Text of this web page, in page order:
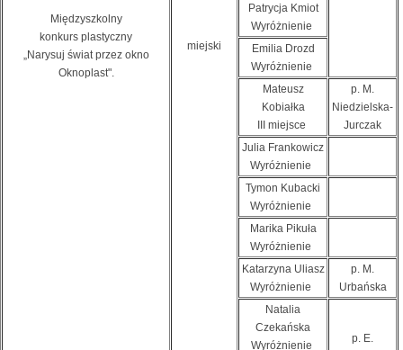
Międzyszkolny
konkurs plastyczny
„Narysuj świat przez okno
Oknoplast".
miejski
Patrycja Kmiot
Wyróżnienie
Emilia Drozd
Wyróżnienie
Mateusz
Kobiałka
III miejsce
p. M.
Niedzielska-
Jurczak
Julia Frankowicz
Wyróżnienie
Tymon Kubacki
Wyróżnienie
Marika Pikuła
Wyróżnienie
Katarzyna Uliasz
Wyróżnienie
p. M.
Urbańska
Natalia
Czekańska
Wyróżnienie
p. E.